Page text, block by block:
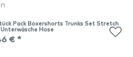
Pack Boxershorts Trunks Set Stretch
Unterwäsche Hose
€ *